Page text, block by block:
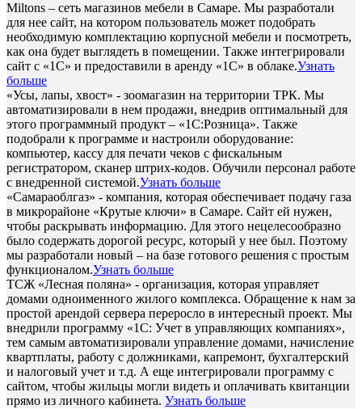
Miltons – сеть магазинов мебели в Самаре. Мы разработали
для нее сайт, на котором пользователь может подобрать
необходимую комплектацию корпусной мебели и посмотреть,
как она будет выглядеть в помещении. Также интегрировали
сайт с «1С» и предоставили в аренду «1С» в облаке.Узнать
больше
«Усы, лапы, хвост» - зоомагазин на территории ТРК. Мы
автоматизировали в нем продажи, внедрив оптимальный для
этого программный продукт – «1С:Розница». Также
подобрали к программе и настроили оборудование:
компьютер, кассу для печати чеков с фискальным
регистратором, сканер штрих-кодов. Обучили персонал работе
с внедренной системой.Узнать больше
«Самараоблгаз» - компания, которая обеспечивает подачу газа
в микрорайоне «Крутые ключи» в Самаре. Сайт ей нужен,
чтобы раскрывать информацию. Для этого нецелесообразно
было содержать дорогой ресурс, который у нее был. Поэтому
мы разработали новый – на базе готового решения с простым
функционалом.Узнать больше
ТСЖ «Лесная поляна» - организация, которая управляет
домами одноименного жилого комплекса. Обращение к нам за
простой арендой сервера переросло в интересный проект. Мы
внедрили программу «1С: Учет в управляющих компаниях»,
тем самым автоматизировали управление домами, начисление
квартплаты, работу с должниками, капремонт, бухгалтерский
и налоговый учет и т.д. А еще интегрировали программу с
сайтом, чтобы жильцы могли видеть и оплачивать квитанции
прямо из личного кабинета. Узнать больше